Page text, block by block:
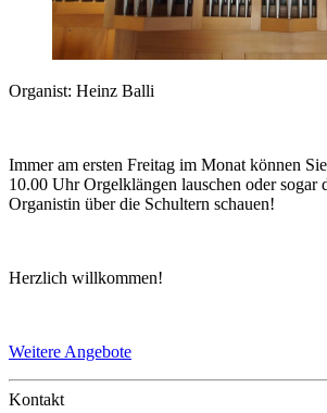
Organist: Heinz Balli
Immer am ersten Freitag im Monat können
10.00 Uhr Orgelklängen lauschen oder sogar
Organistin über die Schultern schauen!
Herzlich willkommen!
Weitere Angebote
Kontakt